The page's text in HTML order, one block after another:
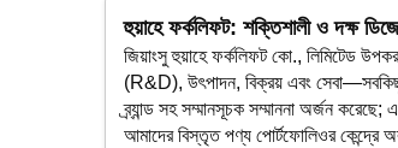
হুয়াহে ফর্কলিফট: শক্তিশালী ও দক্ষ
জিয়াংসু হুয়াহে ফর্কলিফট কো., লিমিটেড
(R&D), উৎপাদন, বিক্রয় এবং
ব্র্যান্ড সহ সম্মানসূচক সম্মাননা অর্জন
আমাদের বিস্তৃত পণ্য পোর্টফোলিওর কেন্দ্রে